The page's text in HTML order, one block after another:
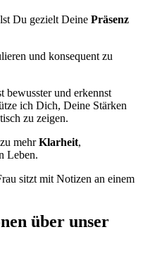
Du gezielt Deine Präsenz
und konsequent zu
bewusster und erkennst
ich Dich, Deine Stärken
zu zeigen.
mehrKlarheit,
Leben.
über unser